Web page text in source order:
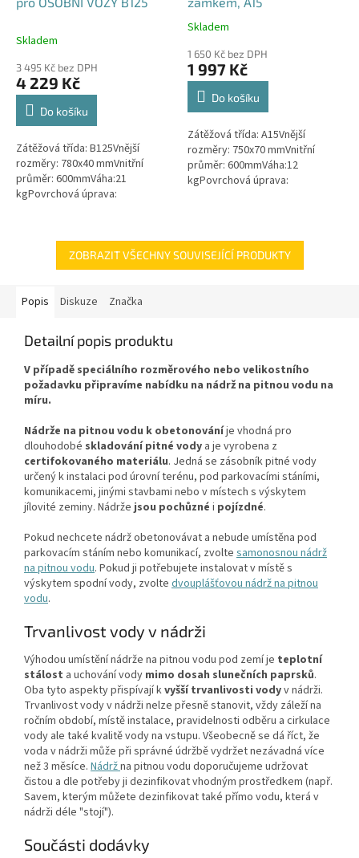
Skladem
3 495 Kč bez DPH
4 229 Kč
Do košíku
Zátěžová třída: B125Vnější
rozměry: 780x40 mmVnitřní
průměr: 600mmVáha:21
kgPovrchová úprava:
Průměrné
produktu
je
4,6
hvězdiček.
Skladem
1 650 Kč bez DPH
1 997 Kč
Do košíku
Zátěžová třída: A15Vnější
rozměry: 750x70 mmVnitřní
průměr: 600mmVáha:12
kgPovrchová úprava:
ZOBRAZIT VŠECHNY SOUVISEJÍCÍ PRODUKTY
Popis Diskuze Značka
Detailní popis produktu
V případě speciálního rozměrového nebo velikostního
požadavku připravíme nabídku na nádrž na pitnou vodu na
míru.
Nádrže na pitnou vodu k obetonováníje vhodná pro
dlouhodobé skladování pitné vody a je vyrobena z
certifokovaného materiálu. Jedná se zásobník pitné vody
určený k instalaci pod úrovní terénu, pod parkovacími stáními,
komunikacemi, jinými stavbami nebo v místech s výskytem
jílovité zeminy. Nádrže jsou pochůzné i pojízdné.
Pokud nechcete nádrž obetonovávat a nebude umístěna pod
parkovacím stáním nebo komunikací, zvolte samonosnou nádrž
na pitnou vodu. Pokud ji potřebujete instalovat v místě s
výskytem spodní vody, zvolte dvouplášťovou nádrž na pitnou
vodu.
Trvanlivost vody v nádrži
Výhodou umístění nádrže na pitnou vodu pod zemí je teplotní
stálost a uchování vody mimo dosah slunečních paprsků.
Oba tyto aspekty přispívají kvyšší trvanlivosti vodyv nádrži.
Trvanlivost vody v nádrži nelze přesně stanovit, vždy záleží na
ročním období, místě instalace, pravidelnosti odběru a cirkulace
vody ale také kvalitě vody na vstupu. Všeobecně se dá říct, že
voda v nádrži může při správné údržbě vydržet nezávadná více
než 3 měsíce. Nádržna pitnou vodu doporučujeme udržovat
čistou a dle potřeby ji dezinfikovat vhodným prostředkem (např.
Savem, kterým můžete dezinfikovat také přímo vodu, která v
nádrži déle "stojí").
Součásti dodávky